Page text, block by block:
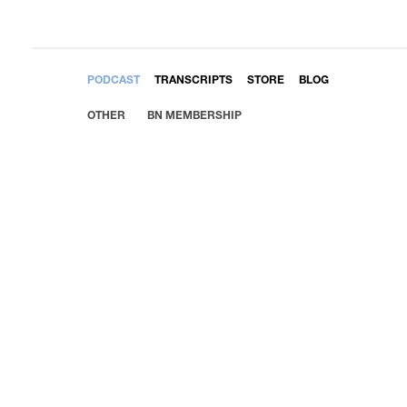
PODCAST TRANSCRIPTS STORE BLOG
OTHER BN MEMBERSHIP